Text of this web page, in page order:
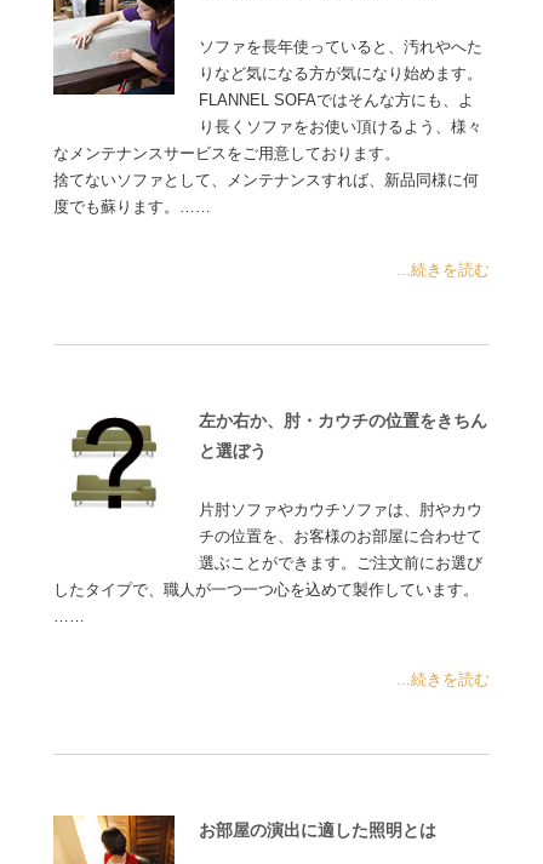
ソファを長年使っていると、汚れやへた
りなど気になる方が気になり始めます。
FLANNEL SOFAではそんな方にも、よ
り長くソファをお使い頂けるよう、様々
なメンテナンスサービスをご用意しております。
捨てないソファとして、メンテナンスすれば、新品同様に何
度でも蘇ります。……
...続きを読む
左か右か、肘・カウチの位置をきちん
と選ぼう
片肘ソファやカウチソファは、肘やカウ
チの位置を、お客様のお部屋に合わせて
選ぶことができます。ご注文前にお選び
したタイプで、職人が一つ一つ心を込めて製作しています。
……
...続きを読む
お部屋の演出に適した照明とは